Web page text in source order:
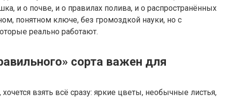
и о почве, и о правилах полива, и о распространённых
понятном ключе, без громоздкой науки, но с
реально работают.
сорта важен для
взять всё сразу: яркие цветы, необычные листья,